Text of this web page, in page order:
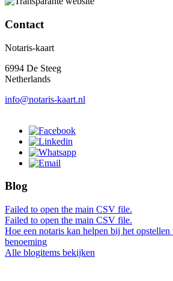
Contact
Notaris-kaart
6994 De Steeg
Netherlands
info@notaris-kaart.nl
Blog
Failed to open the main CSV file.
Failed to open the main CSV file.
Hoe een notaris kan helpen bij het opstellen
benoeming
Alle blogitems bekijken